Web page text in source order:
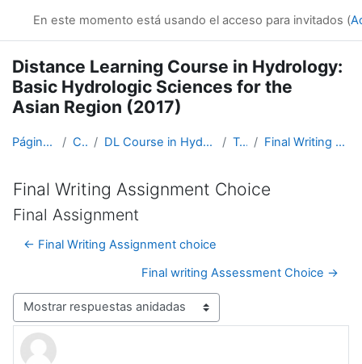
En este momento está usando el acceso para invitados (
Distance Learning Course in Hydrology:
Basic Hydrologic Sciences for the
Asian Region (2017)
Página Principal Cursos DL Course in Hydrology - Asia RA-II-2017 Topic 5 Final Writing Assignment Choice
Final Writing Assignment Choice
Final Assignment
← Final Writing Assignment choice
Final writing Assessment Choice →
Mostrar modo